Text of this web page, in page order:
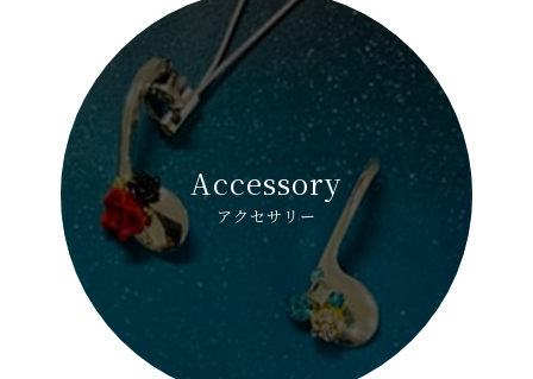
Accessory
アクセサリー